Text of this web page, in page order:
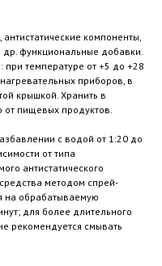
компоненты,
др. функциональные добавки.
при температуре от +5 до +28
приборов, в
крышкой. Хранить в
от пищевых продуктов.
с водой от 1:20 до
от типа
антистатического
методом спрей-
на обрабатываемую
для более длительного
рекомендуется смывать